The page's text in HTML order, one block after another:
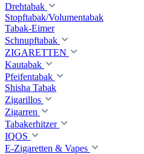
Drehtabak
Stopftabak/Volumentabak
Tabak-Eimer
Schnupftabak
ZIGARETTEN
Kautabak
Pfeifentabak
Shisha Tabak
Zigarillos
Zigarren
Tabakerhitzer
IQOS
E-Zigaretten & Vapes